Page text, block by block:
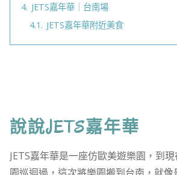
4. JETS嘉年華｜台南場
4.1. JETS嘉年華附近美食
說說JETS嘉年華
JETS嘉年華是一座仿歐美遊樂園，到